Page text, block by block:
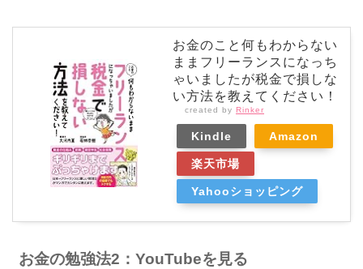
お金のこと何もわからない
ままフリーランスになっち
ゃいましたが税金で損しな
い方法を教えてください！
created by Rinker
Kindle Amazon
楽天市場
Yahooショッピング
お金の勉強法2：YouTubeを見る